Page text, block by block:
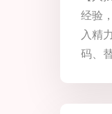
经验
入精
码、